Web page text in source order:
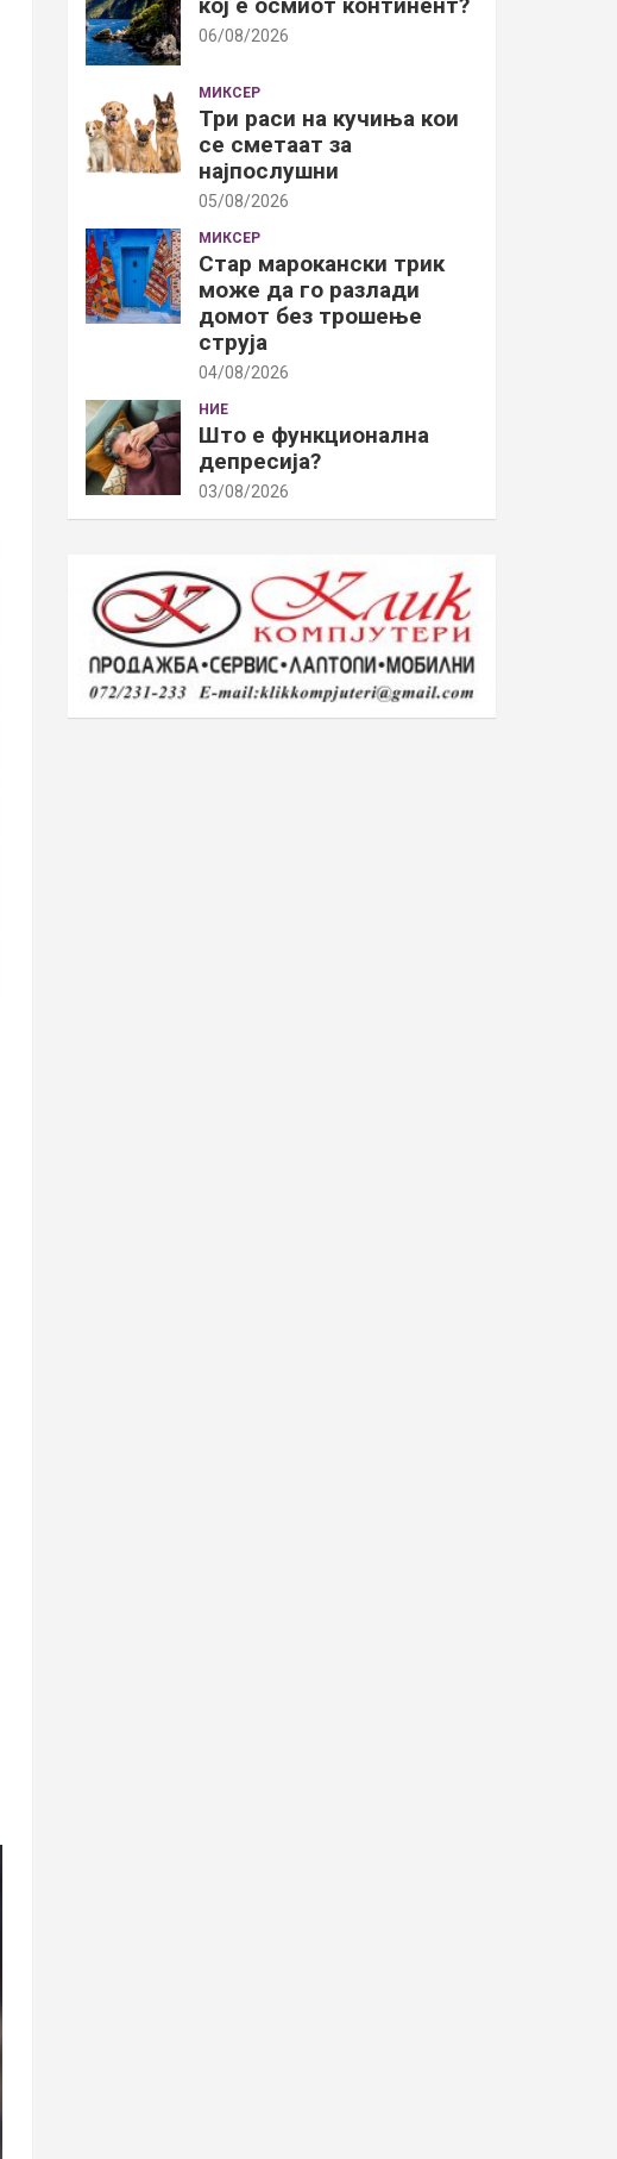
06/08/2026
МИКСЕР
Три раси на кучиња кои
се сметаат за
најпослушни
05/08/2026
МИКСЕР
Стар марокански трик
може да го разлади
домот без трошење
струја
04/08/2026
НИЕ
Што е функционална
депресија?
03/08/2026